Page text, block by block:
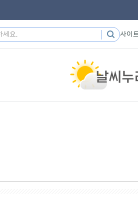
사이